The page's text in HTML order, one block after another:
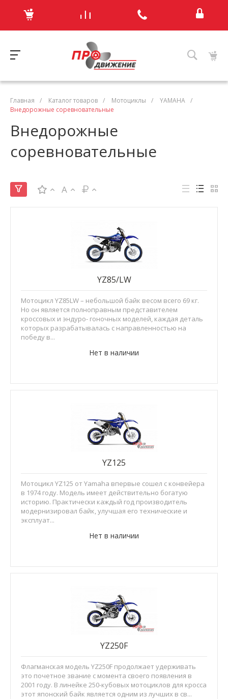
Главная / Каталог товаров / Мотоциклы / YAMAHA /
Внедорожные соревновательные
Внедорожные
соревновательные
A
Нет в наличии
YZ85/LW
Мотоцикл YZ85LW – небольшой байк весом всего 69 кг.
Но он является полноправным представителем
кроссовых и эндуро- гоночных моделей, каждая деталь
которых разрабатывалась с направленностью на
победу в...
Нет в наличии
YZ125
Мотоцикл YZ125 от Yamaha впервые сошел с конвейера
в 1974 году. Модель имеет действительно богатую
историю. Практически каждый год производитель
модернизировал байк, улучшая его технические и
эксплуат...
YZ250F
Флагманская модель YZ250F продолжает удерживать
это почетное звание с момента своего появления в
2001 году. В линейке 250-кубовых мотоциклов для кросса
этот японский байк является одним из лучших в св...